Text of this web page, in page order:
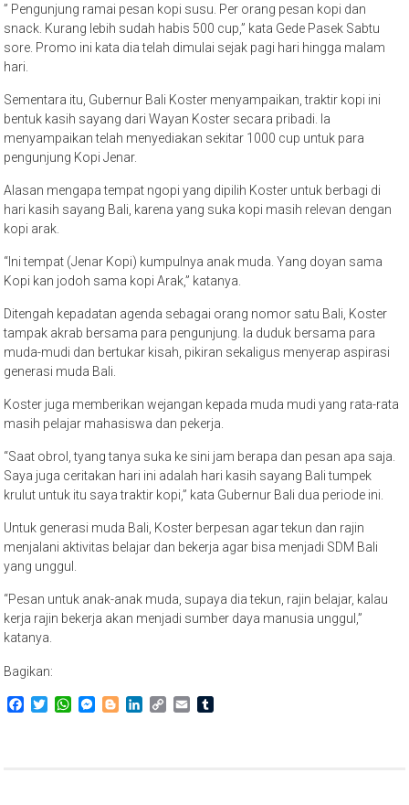
” Pengunjung ramai pesan kopi susu. Per orang pesan kopi dan
snack. Kurang lebih sudah habis 500 cup,” kata Gede Pasek Sabtu
sore. Promo ini kata dia telah dimulai sejak pagi hari hingga malam
hari.
Sementara itu, Gubernur Bali Koster menyampaikan, traktir kopi ini
bentuk kasih sayang dari Wayan Koster secara pribadi. Ia
menyampaikan telah menyediakan sekitar 1000 cup untuk para
pengunjung Kopi Jenar.
Alasan mengapa tempat ngopi yang dipilih Koster untuk berbagi di
hari kasih sayang Bali, karena yang suka kopi masih relevan dengan
kopi arak.
“Ini tempat (Jenar Kopi) kumpulnya anak muda. Yang doyan sama
Kopi kan jodoh sama kopi Arak,” katanya.
Ditengah kepadatan agenda sebagai orang nomor satu Bali, Koster
tampak akrab bersama para pengunjung. Ia duduk bersama para
muda-mudi dan bertukar kisah, pikiran sekaligus menyerap aspirasi
generasi muda Bali.
Koster juga memberikan wejangan kepada muda mudi yang rata-rata
masih pelajar mahasiswa dan pekerja.
“Saat obrol, tyang tanya suka ke sini jam berapa dan pesan apa saja.
Saya juga ceritakan hari ini adalah hari kasih sayang Bali tumpek
krulut untuk itu saya traktir kopi,” kata Gubernur Bali dua periode ini.
Untuk generasi muda Bali, Koster berpesan agar tekun dan rajin
menjalani aktivitas belajar dan bekerja agar bisa menjadi SDM Bali
yang unggul.
“Pesan untuk anak-anak muda, supaya dia tekun, rajin belajar, kalau
kerja rajin bekerja akan menjadi sumber daya manusia unggul,”
katanya.
Bagikan:
Facebook
TwitterWhatsApp
Messenger
BloggerLinkedIn
CopyEmail